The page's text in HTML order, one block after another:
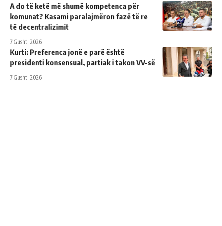
A do të ketë më shumë kompetenca për
komunat? Kasami paralajmëron fazë të re
të decentralizimit
7 Gusht, 2026
Kurti: Preferenca jonë e parë është
presidenti konsensual, partiak i takon VV-së
7 Gusht, 2026